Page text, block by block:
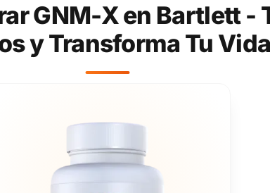
GNM-X en Bartlett -
y Transforma Tu Vida